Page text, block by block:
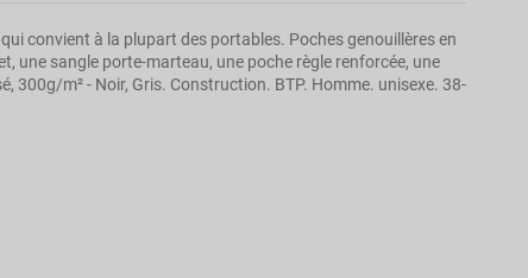
convient à la plupart des portables. Poches genouillères en
une sangle porte-marteau, une poche règle renforcée, une
300g/m² - Noir, Gris. Construction. BTP. Homme. unisexe. 38-